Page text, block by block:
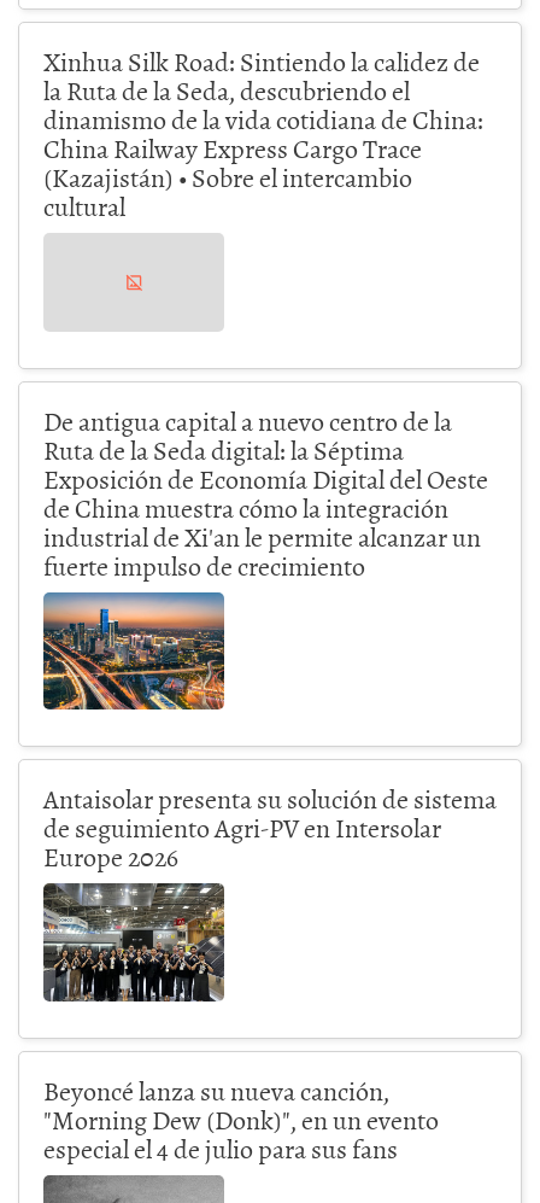
Xinhua Silk Road: Sintiendo la calidez de
la Ruta de la Seda, descubriendo el
dinamismo de la vida cotidiana de China:
China Railway Express Cargo Trace
(Kazajistán) • Sobre el intercambio
cultural
De antigua capital a nuevo centro de la
Ruta de la Seda digital: la Séptima
Exposición de Economía Digital del Oeste
de China muestra cómo la integración
industrial de Xi'an le permite alcanzar un
fuerte impulso de crecimiento
Antaisolar presenta su solución de sistema
de seguimiento Agri-PV en Intersolar
Europe 2026
Beyoncé lanza su nueva canción,
"Morning Dew (Donk)", en un evento
especial el 4 de julio para sus fans